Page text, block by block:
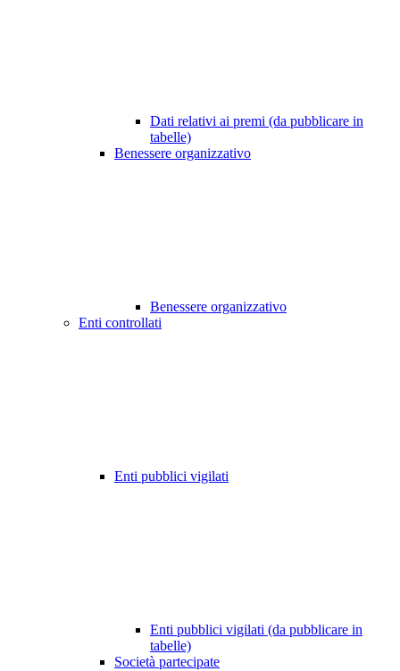
Dati relativi ai premi (da pubblicare in
tabelle)
Benessere organizzativo
Benessere organizzativo
Enti controllati
Enti pubblici vigilati
Enti pubblici vigilati (da pubblicare in
tabelle)
Società partecipate